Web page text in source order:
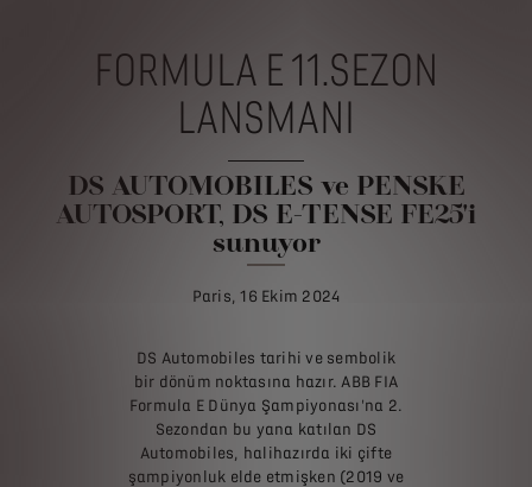
FORMULA E 11.SEZON
LANSMANI
DS AUTOMOBILES ve PENSKE
AUTOSPORT, DS E-TENSE FE25'i
sunuyor
Paris, 16 Ekim 2024
DS Automobiles tarihi ve sembolik
bir dönüm noktasına hazır. ABB FIA
Formula E Dünya Şampiyonası'na 2.
Sezondan bu yana katılan DS
Automobiles, halihazırda iki çifte
şampiyonluk elde etmişken (2019 ve